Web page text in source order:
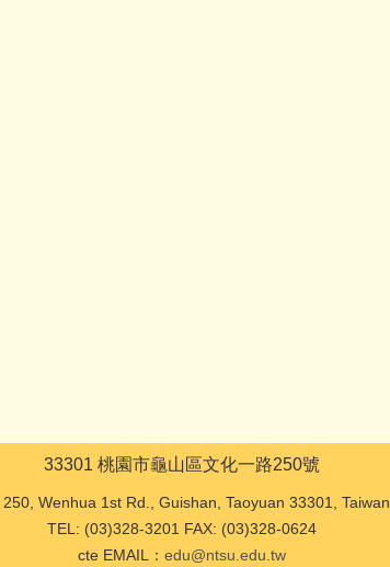
33301 桃園市龜山區文化一路250號
250, Wenhua 1st Rd., Guishan, Taoyuan 33301, Taiwan
TEL: (03)328-3201 FAX: (03)328-0624
cte EMAIL： edu@ntsu.edu.tw